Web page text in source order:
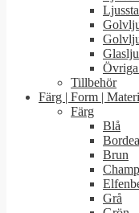
Tillbehör
Färg | Form |
Färg
Blå
Brun
Grå